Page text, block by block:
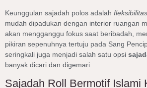
Keunggulan sajadah polos adalah
mudah dipadukan dengan interior ruangan
akan mengganggu fokus saat beribadah,
pikiran sepenuhnya tertuju pada Sang
seringkali juga menjadi salah satu opsi
banyak dicari dan digemari.
Sajadah Roll Bermotif Islami